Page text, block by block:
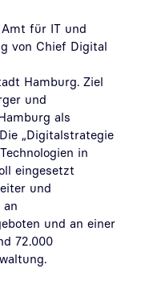
für IT und
von Chief Digital
Hamburg. Ziel
und
als
„Digitalstrategie
in
eingesetzt
und
an
und an einer
72.000